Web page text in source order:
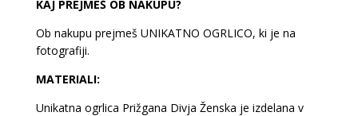
KAJ PREJMEŠ OB NAKUPU?
Ob nakupu prejmeš UNIKATNO OGRLICO, ki je na
fotografiji.
MATERIALI:
Unikatna ogrlica Prižgana Divja Ženska je izdelana v